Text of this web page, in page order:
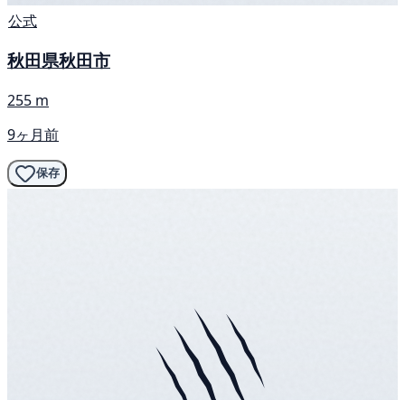
公式
秋田県秋田市
255 m
9ヶ月前
保存